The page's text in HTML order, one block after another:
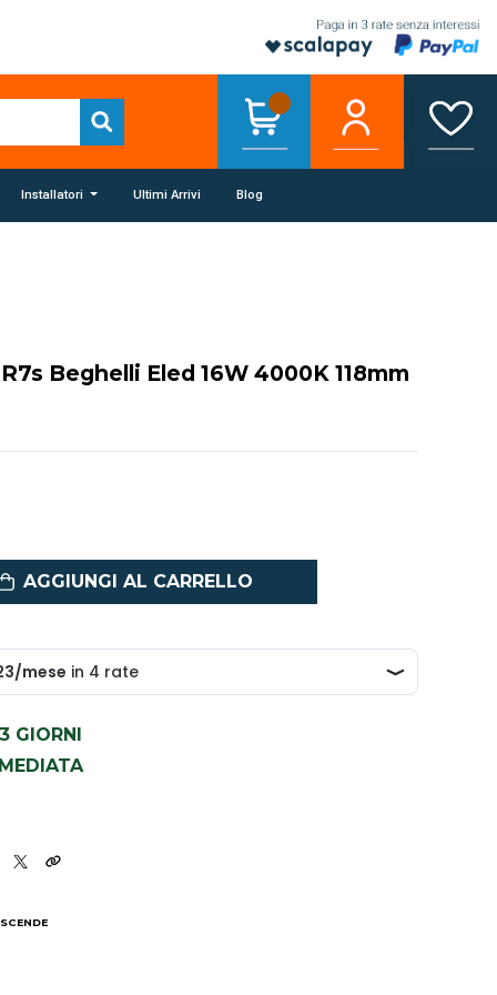
Installatori Ultimi Arrivi Blog
Beghelli Eled 16W 4000K 118mm
AGGIUNGI AL CARRELLO
GIORNI